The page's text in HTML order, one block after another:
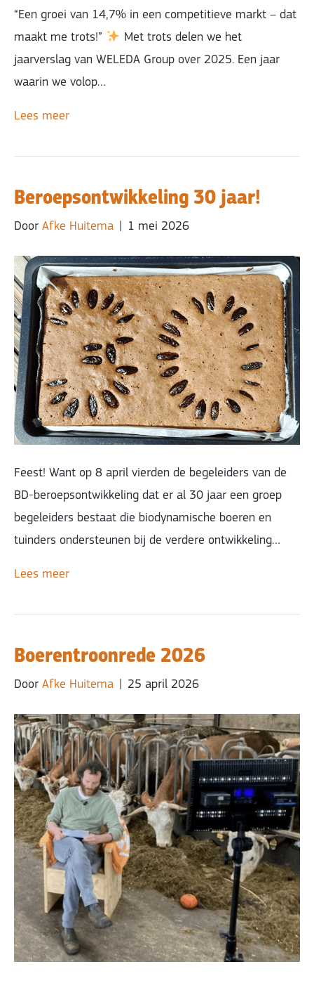
“Een groei van 14,7% in een competitieve markt – dat
maakt me trots!”
Met trots delen we het
jaarverslag van WELEDA Group over 2025. Een jaar
waarin we volop…
Lees meer
Beroepsontwikkeling 30 jaar!
Door Afke Huitema 1 mei 2026
Feest! Want op 8 april vierden de begeleiders van de
BD-beroepsontwikkeling dat er al 30 jaar een groep
begeleiders bestaat die biodynamische boeren en
tuinders ondersteunen bij de verdere ontwikkeling…
Lees meer
Boerentroonrede 2026
Door Afke Huitema 25 april 2026